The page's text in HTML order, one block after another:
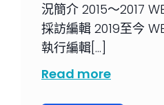
況簡介 2015～2017
採訪編輯 2019至今
執行編輯[…]
Read more